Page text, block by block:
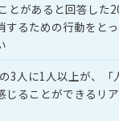
とがあると回答した
するための行動をと
3人に1人以上が、「
じることができるリ